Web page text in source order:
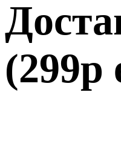
(299р